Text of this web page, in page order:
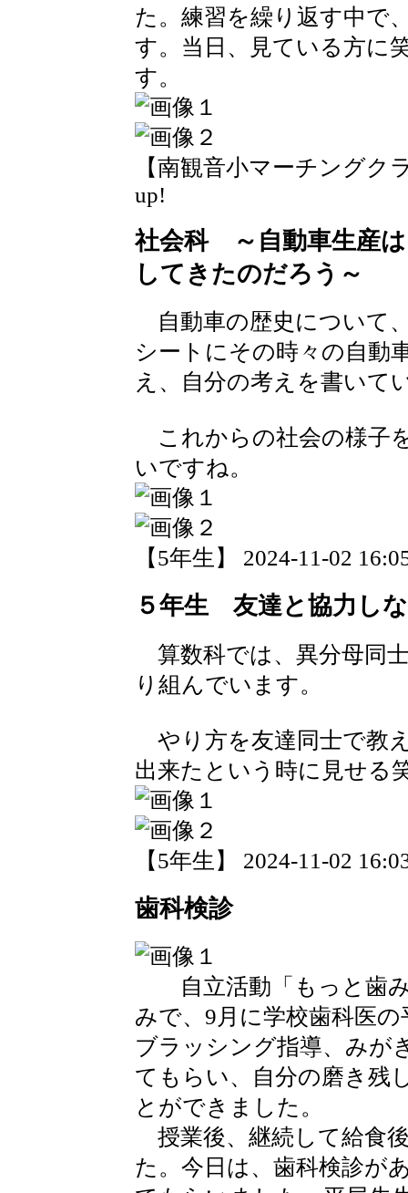
た。練習を繰り返す中で
す。当日、見ている方に
す。
【南観音小マーチングク
up!
社会科 ～自動車生産
してきたのだろう～
自動車の歴史について
シートにその時々の自動
え、自分の考えを書いて
これからの社会の様子
いですね。
【5年生】 2024-11-02
５年生 友達と協力し
算数科では、異分母同
り組んでいます。
やり方を友達同士で教
出来たという時に見せる
【5年生】 2024-11-02
歯科検診
自立活動「もっと歯み
みで、9月に学校歯科医
ブラッシング指導、みが
てもらい、自分の磨き残
とができました。
授業後、継続して給食
た。今日は、歯科検診が